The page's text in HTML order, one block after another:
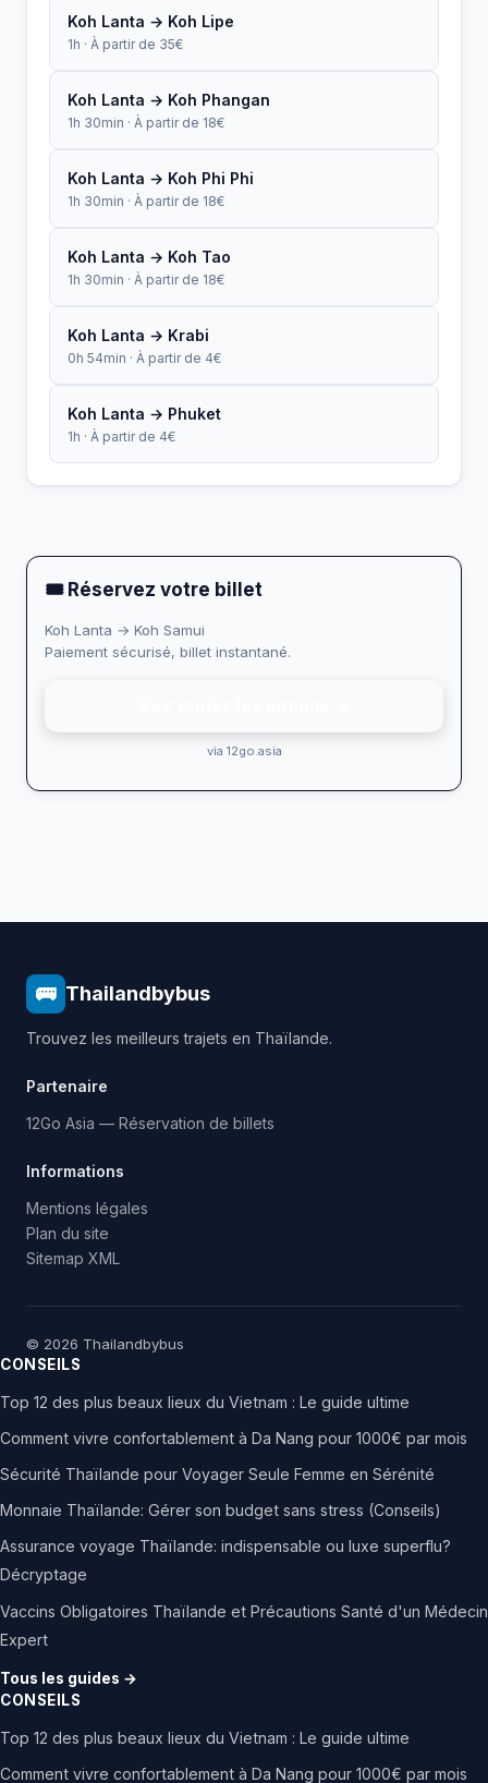
Koh Lanta → Koh Lipe
1h · À partir de 35€
Koh Lanta → Koh Phangan
1h 30min · À partir de 18€
Koh Lanta → Koh Phi Phi
1h 30min · À partir de 18€
Koh Lanta → Koh Tao
1h 30min · À partir de 18€
Koh Lanta → Krabi
0h 54min · À partir de 4€
Koh Lanta → Phuket
1h · À partir de 4€
🎟 Réservez votre billet
Koh Lanta → Koh Samui
Paiement sécurisé, billet instantané.
via 12go.asia
🚌 Thailandbybus
Trouvez les meilleurs trajets en Thaïlande.
Partenaire
12Go Asia — Réservation de billets
Informations
Mentions légales
Plan du site
Sitemap XML
© 2026 Thailandbybus
CONSEILS
Top 12 des plus beaux lieux du Vietnam : Le guide ultime
Comment vivre confortablement à Da Nang pour 1000€ par mois
Sécurité Thaïlande pour Voyager Seule Femme en Sérénité
Monnaie Thaïlande: Gérer son budget sans stress (Conseils)
Assurance voyage Thaïlande: indispensable ou luxe superflu?
Décryptage
Vaccins Obligatoires Thaïlande et Précautions Santé d'un Médecin
Expert
Tous les guides →
CONSEILS
Top 12 des plus beaux lieux du Vietnam : Le guide ultime
Comment vivre confortablement à Da Nang pour 1000€ par mois